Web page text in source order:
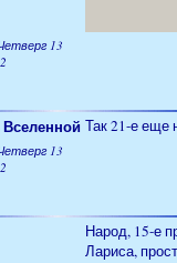
13
Так 21-е еще
13
Народ, 15-е
Лариса,